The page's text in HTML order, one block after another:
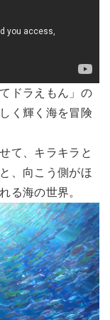
ドラえもん」の
く輝く海を冒険
て、キラキラと
、向こう側がほ
る海の世界。